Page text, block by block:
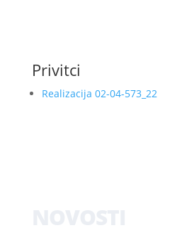
Privitci
Realizacija 02-04-573_22